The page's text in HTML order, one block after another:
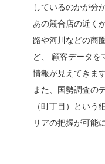
しているのかが分
あの競合店の近く
路や河川などの商
ど、 顧客データを
情報が見えてきます
また、国勢調査の
（町丁目）という
リアの把握が可能